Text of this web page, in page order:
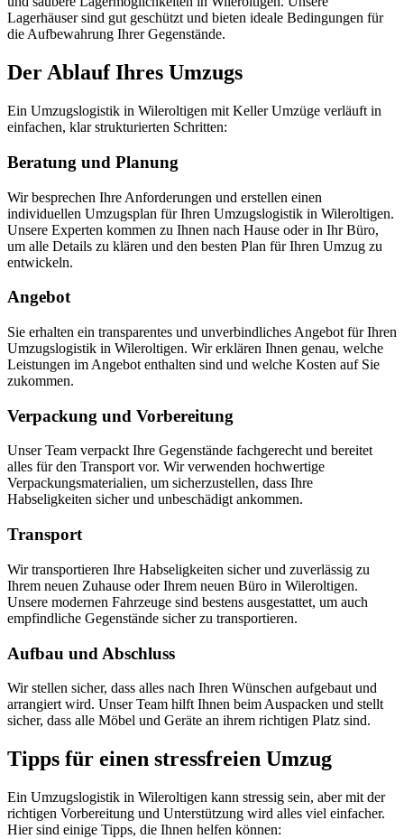
Lagerhäuser sind gut geschützt und bieten ideale Bedingungen für
die Aufbewahrung Ihrer Gegenstände.
Der Ablauf Ihres Umzugs
Ein Umzugslogistik in Wileroltigen mit Keller Umzüge verläuft in
einfachen, klar strukturierten Schritten:
Beratung und Planung
Wir besprechen Ihre Anforderungen und erstellen einen
individuellen Umzugsplan für Ihren Umzugslogistik in Wileroltigen.
Unsere Experten kommen zu Ihnen nach Hause oder in Ihr Büro,
um alle Details zu klären und den besten Plan für Ihren Umzug zu
entwickeln.
Angebot
Sie erhalten ein transparentes und unverbindliches Angebot für Ihren
Umzugslogistik in Wileroltigen. Wir erklären Ihnen genau, welche
Leistungen im Angebot enthalten sind und welche Kosten auf Sie
zukommen.
Verpackung und Vorbereitung
Unser Team verpackt Ihre Gegenstände fachgerecht und bereitet
alles für den Transport vor. Wir verwenden hochwertige
Verpackungsmaterialien, um sicherzustellen, dass Ihre
Habseligkeiten sicher und unbeschädigt ankommen.
Transport
Wir transportieren Ihre Habseligkeiten sicher und zuverlässig zu
Ihrem neuen Zuhause oder Ihrem neuen Büro in Wileroltigen.
Unsere modernen Fahrzeuge sind bestens ausgestattet, um auch
empfindliche Gegenstände sicher zu transportieren.
Aufbau und Abschluss
Wir stellen sicher, dass alles nach Ihren Wünschen aufgebaut und
arrangiert wird. Unser Team hilft Ihnen beim Auspacken und stellt
sicher, dass alle Möbel und Geräte an ihrem richtigen Platz sind.
Tipps für einen stressfreien Umzug
Ein Umzugslogistik in Wileroltigen kann stressig sein, aber mit der
richtigen Vorbereitung und Unterstützung wird alles viel einfacher.
Hier sind einige Tipps, die Ihnen helfen können: